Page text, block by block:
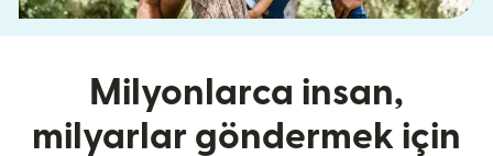
Milyonlarca insan,
milyarlar göndermek için